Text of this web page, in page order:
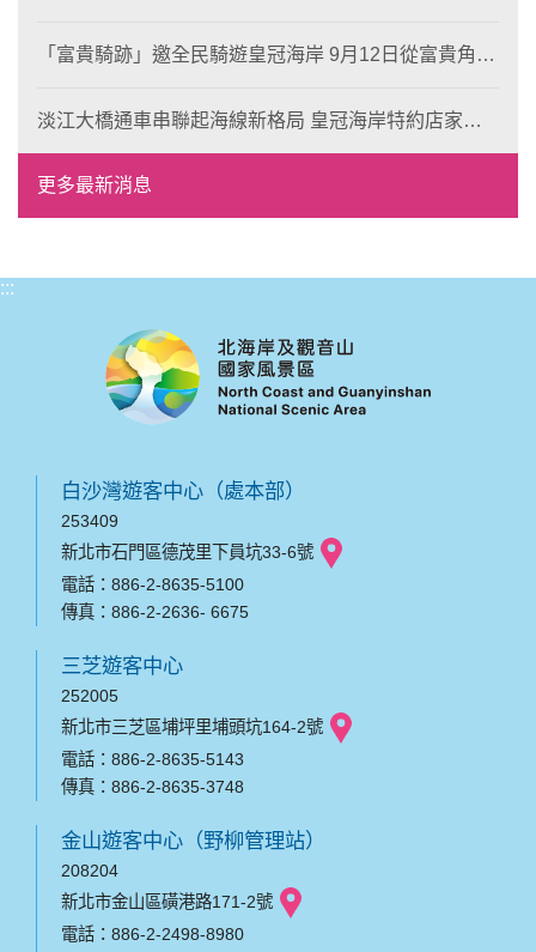
「富貴騎跡」邀全民騎遊皇冠海岸 9月12日從富貴角出
淡江大橋通車串聯起海線新格局 皇冠海岸特約店家、
風格形塑即日起開放報名
更多最新消息
:::
白沙灣遊客中心（處本部）
253409
新北市石門區德茂里下員坑33-6號
電話：886-2-8635-5100
傳真：886-2-2636- 6675
三芝遊客中心
252005
新北市三芝區埔坪里埔頭坑164-2號
電話：886-2-8635-5143
傳真：886-2-8635-3748
金山遊客中心（野柳管理站）
208204
新北市金山區磺港路171-2號
電話：886-2-2498-8980